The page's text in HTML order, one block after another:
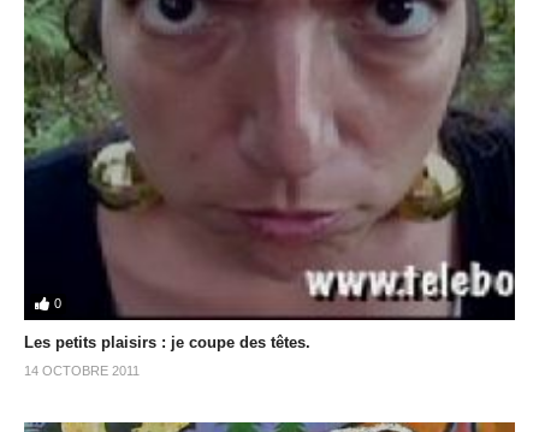
0
Les petits plaisirs : je coupe des têtes.
14 OCTOBRE 2011